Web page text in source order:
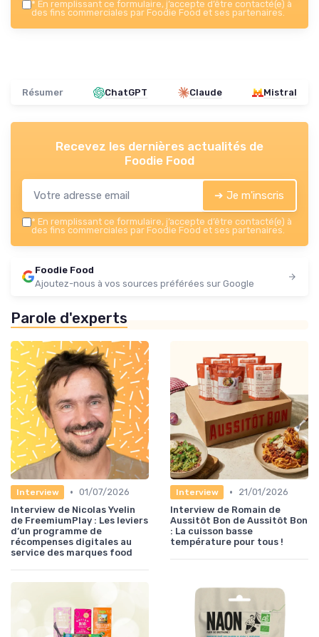
* En remplissant ce formulaire, j’accepte d’être contacté(e) à
des fins commerciales par Foodie Food et ses partenaires.
Résumer ChatGPT Claude Mistral
Recevez les dernières actualités de
Foodie Food
➔ Je m'inscris
* En remplissant ce formulaire, j’accepte d’être contacté(e) à
des fins commerciales par Foodie Food et ses partenaires.
Foodie Food
Ajoutez-nous à vos sources préférées sur Google
Parole d'experts
Interview • 01/07/2026
Interview de Nicolas Yvelin
de FreemiumPlay : Les leviers
d’un programme de
récompenses digitales au
service des marques food
Interview •
21/01/2026
Interview de Romain de
Aussitôt Bon de Aussitôt Bon
: La cuisson basse
température pour tous !